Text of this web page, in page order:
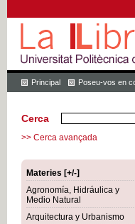
Principal Poseu-vos en
Cerca
>> Cerca avançada
Materies [+/-]
Agronomía, Hidráulica y
Medio Natural
Arquitectura y Urbanismo